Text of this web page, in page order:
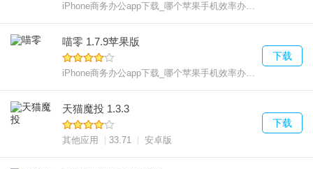
iPhone商务办公app下载_哪个苹果手机效率办公好用
喵零 1.7.9苹果版
iPhone商务办公app下载_哪个苹果手机效率办公好用
下载
天猫魔投 1.3.3
其他应用 33.71 安卓版
下载